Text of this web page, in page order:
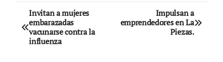
Navegación
de
Invitan a mujeres
embarazadas
vacunarse contra la
influenza
Impulsan a
emprendedores en La
Piezas.